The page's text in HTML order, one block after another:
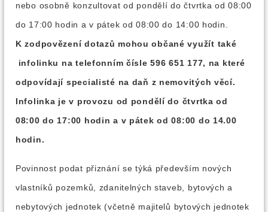
nebo osobně konzultovat od pondělí do čtvrtka od 08:00
do 17:00 hodin a v pátek od 08:00 do 14:00 hodin.
K zodpovězení dotazů mohou občané využít také
infolinku na telefonním čísle 596 651 177, na které
odpovídají specialisté na daň z nemovitých věcí.
Infolinka je v provozu od pondělí do čtvrtka od
08:00 do 17:00 hodin a v pátek od 08:00 do 14.00
hodin.
Povinnost podat přiznání se týká především nových
vlastníků pozemků, zdanitelných staveb, bytových a
nebytových jednotek (včetně majitelů bytových jednotek